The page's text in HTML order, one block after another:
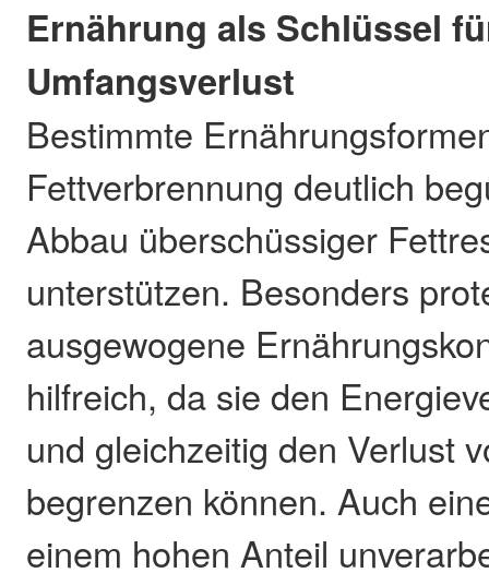
Ernährung als Schlüssel
Umfangsverlust
Bestimmte
Fettverbrennung deutlich
Abbau überschüssiger
unterstützen. Besonders
ausgewogene
hilfreich, da sie den
und gleichzeitig den Verlust
begrenzen können. Auch
einem hohen Anteil